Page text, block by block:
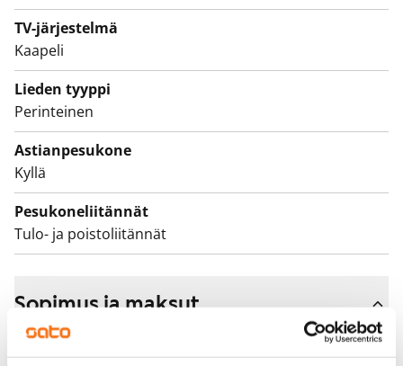
TV-järjestelmä
Kaapeli
Lieden tyyppi
Perinteinen
Astianpesukone
Kyllä
Pesukoneliitännät
Tulo- ja poistoliitännät
Sopimus ja maksut